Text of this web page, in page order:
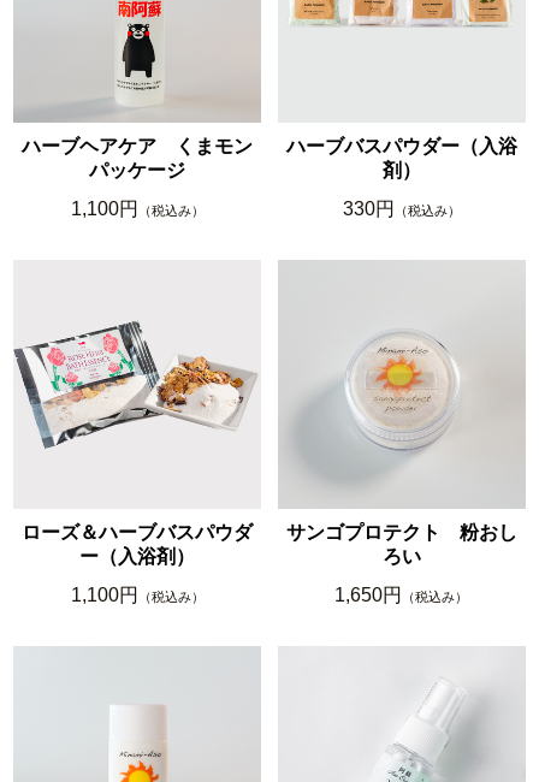
ハーブヘアケア くまモン
パッケージ
1,100円
（税込み）
ハーブバスパウダー（入浴
剤）
330円
（税込み）
ローズ＆ハーブバスパウダ
ー（入浴剤）
1,100円
（税込み）
サンゴプロテクト 粉おし
ろい
1,650円
（税込み）